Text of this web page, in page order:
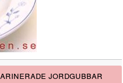
jordgubbar